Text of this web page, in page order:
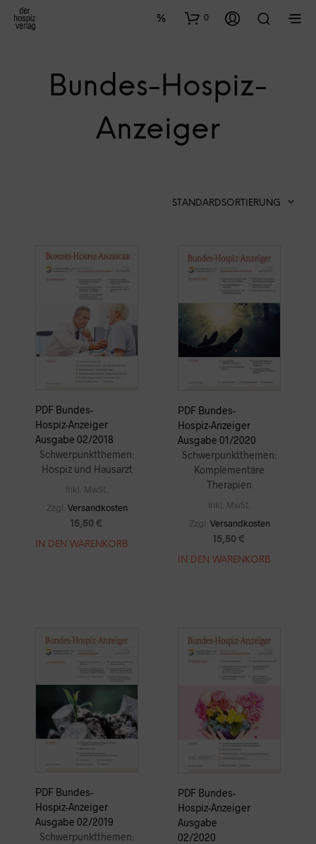
0
Bundes-Hospiz-
Anzeiger
STANDARDSORTIERUNG
PDF Bundes-
Hospiz-Anzeiger
Ausgabe 02/2018
Schwerpunktthemen:
Hospiz und Hausarzt
Inkl. MwSt.
Zzgl. Versandkosten
15,50€
IN DEN WARENKORB
PDF Bundes-
Hospiz-Anzeiger
Ausgabe 01/2020
Schwerpunktthemen:
Komplementäre
Therapien
Inkl. MwSt.
Zzgl. Versandkosten
15,50 €
IN DEN WARENKORB
PDF Bundes-
Hospiz-Anzeiger
Ausgabe 02/2019
Schwerpunktthemen:
PDF Bundes-
Hospiz-Anzeiger
Ausgabe
02/2020